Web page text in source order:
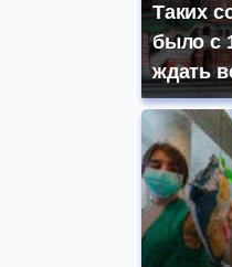
Таких
было с
ждать